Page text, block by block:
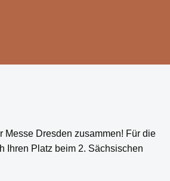
Messe Dresden zusammen! Für die
Ihren Platz beim 2. Sächsischen